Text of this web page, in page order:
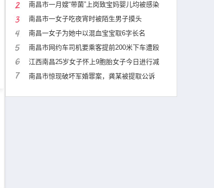
南昌市一月嫂“带菌”上岗致宝妈婴儿均被感染
南昌市一女子吃夜宵时被陌生男子摸头
南昌一女子为她中以混血宝宝取6字长名
南昌市网约车司机要乘客提前200米下车遭殴
江西南昌25岁女子怀上9胞胎女子今日进行减
南昌市惊现破坏军婚罪案，龚某被提取公诉